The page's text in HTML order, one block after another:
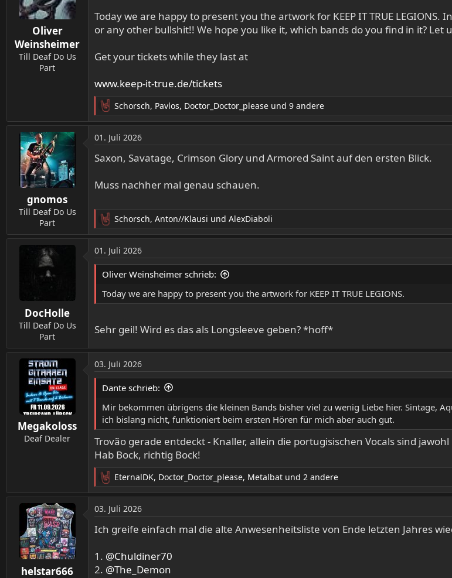
n
e
:
Oliver
Weinsheimer
Till Deaf Do Us
Part
Today we are happy to present you the artwork for KEEP IT TRUE
or any other bullshit!! We hope you like it, which bands do you find in it? Let
Get your tickets while they last at
www.keep-it-true.de/tickets
R
e
a
k
t
n
Schorsch, Pavlos, Doctor_Doctor_please und 9 andere
gnomos
Till Deaf Do Us
Part
01. Juli 2026
Saxon, Savatage, Crimson Glory und Armored Saint auf den ersten Blick.
Muss nachher mal genau schauen.
R
e
a
k
t
o
n
n
:
Schorsch, Anton//Klausi und AlexDiaboli
DocHolle
Till Deaf Do Us
Part
01. Juli 2026
Oliver Weinsheimer schrieb:
Today we are happy to present you the artwork for KEEP IT TRUE LEGIONS.
Sehr geil! Wird es das als Longsleeve geben? *hoff*
Megakoloss
Deaf Dealer
03. Juli 2026
Dante schrieb:
Mir bekommen übrigens die kleinen Bands bisher viel zu wenig Liebe hier. Sintage,
ich bislang nicht, funktioniert beim ersten Hören für mich aber auch gut.
Trovão gerade entdeckt - Knaller, allein die portugisischen Vocals sind
Hab Bock, richtig Bock!
R
e
a
k
t
n
e
EternalDK, Doctor_Doctor_please, Metalbat und 2 andere
helstar666
03. Juli 2026
Ich greife einfach mal die alte Anwesenheitsliste von Ende letzten Jahres
1. @Chuldiner70
2. @The_Demon